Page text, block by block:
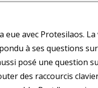
avec Protesilaos.
à ses questions
posé une question
des raccourcis